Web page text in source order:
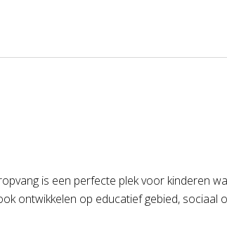
is een perfecte plek voor kinderen
ontwikkelen op educatief gebied,